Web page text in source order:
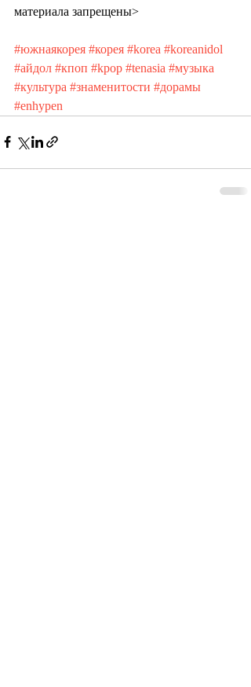
материала запрещены>
#южнаякорея #корея #korea #koreanidol
#айдол #кпоп #kpop #tenasia #музыка
#культура #знаменитости #дорамы
#enhypen